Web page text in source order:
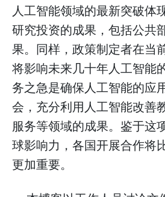
人工智能领域的最新突破体
研究投资的成果，包括公共
果。同样，政策制定者在当
将影响未来几十年人工智能
务之急是确保人工智能的应
会，充分利用人工智能改善
服务等领域的成果。鉴于这
球影响力，各国开展合作将
更加重要。